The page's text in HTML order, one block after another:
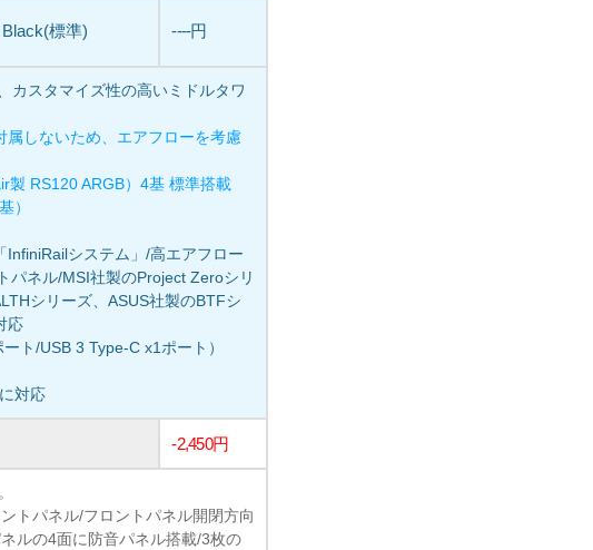
標準) ----円
カスタマイズ性の高いミドルタワ
属しないため、エアフローを考慮
製 RS120 ARGB）4基 標準搭載
）
システム」/高エアフロー
パネル/MSI社製のProject Zeroシリ
シリーズ、ASUS社製のBTFシ
応
ト/USB 3 Type-C x1ポート）
対応
-2,450円
トパネル/フロントパネル開閉方向
ルの4面に防音パネル搭載/3枚の